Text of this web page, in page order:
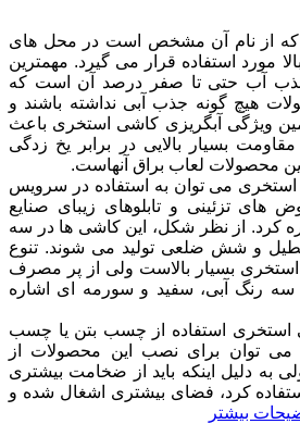
از نام آن مشخص است در محل های
مورد استفاده قرار می گیرد. مهمترین
آب حتی تا صفر درصد آن است که
هیچ گونه جذب آبی نداشته باشند و
ویژگی آبگریزی کاشی استخری باعث
بسیار بالایی در برابر یخ زدگی
محصولات لعاب براق آنهاست.
استخری می توان به استفاده در سرویس
تزئینی و تابلوهای زیبای صنایع
کرد. از نظر شکل، این کاشی ها در سه
و شش ضلعی تولید می شوند. تنوع
بسیار بالاست ولی از پر مصرف
سه رنگ آبی، سفید و سورمه ای اشاره
استفاده از چسب بتن یا چسب
توان برای نصب این محصولات از
به دلیل اینکه باید از ضخامت بیشتری
کرد، فضای بیشتری اشغال شده و
بیشتر